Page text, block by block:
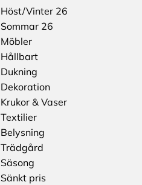
Höst/Vinter 26
Sommar 26
Möbler
Hållbart
Dukning
Dekoration
Krukor & Vaser
Textilier
Belysning
Trädgård
Säsong
Sänkt pris